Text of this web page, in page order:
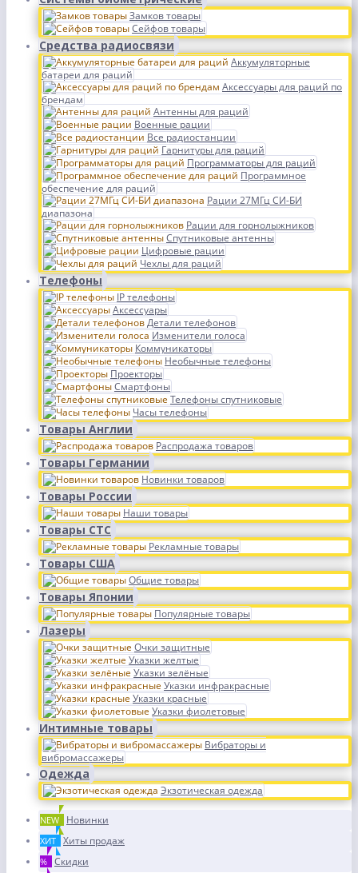
Замков товары
Сейфов товары
Средства радиосвязи
Аккумуляторные
батареи для раций
Аксессуары для раций по
брендам
Антенны для раций
Военные рации
Все радиостанции
Гарнитуры для раций
Программаторы для раций
Программное
обеспечение для раций
Рации 27МГц СИ-БИ
диапазона
Рации для горнолыжников
Спутниковые антенны
Цифровые рации
Чехлы для раций
Телефоны
IP телефоны
Аксессуары
Детали телефонов
Изменители голоса
Коммуникаторы
Необычные телефоны
Проекторы
Смартфоны
Телефоны спутниковые
Часы телефоны
Товары Англии
Распродажа товаров
Товары Германии
Новинки товаров
Товары России
Наши товары
Товары СТС
Рекламные товары
Товары США
Общие товары
Товары Японии
Популярные товары
Лазеры
Очки защитные
Указки желтые
Указки зелёные
Указки инфракрасные
Указки красные
Указки фиолетовые
Интимные товары
Вибраторы и
вибромассажеры
Одежда
Экзотическая одежда
NEW Новинки
ХИТ Хиты продаж
% Скидки